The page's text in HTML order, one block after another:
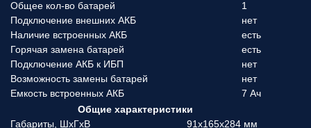
Общее кол-во батарей
1
Подключение внешних АКБ
нет
Наличие встроенных АКБ
есть
Горячая замена батарей
есть
Подключение АКБ к ИБП
нет
Возможность замены батарей
нет
Емкость встроенных АКБ
7 Ач
Общие характеристики
Габариты, ШхГхВ
91x165x284 мм